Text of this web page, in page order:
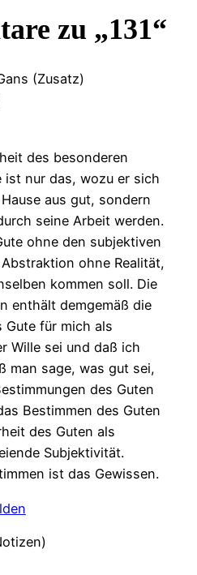
zu „131“
des besonderen
ist nur das, wozu er sich
aus gut, sondern
seine Arbeit werden.
ohne den subjektiven
ohne Realität,
kommen soll. Die
enthält demgemäß die
Gute für mich als
Wille sei und daß ich
man sage, was gut sei,
des Guten
Bestimmen des Guten
des Guten als
Subjektivität.
ist das Gewissen.